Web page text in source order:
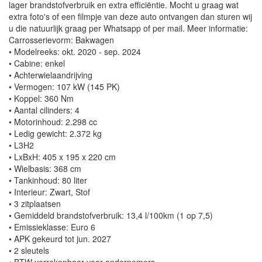
lager brandstofverbruik en extra efficiëntie. Mocht u graag wat
extra foto's of een filmpje van deze auto ontvangen dan sturen wij
u die natuurlijk graag per Whatsapp of per mail. Meer informatie:
Carrosserievorm: Bakwagen
• Modelreeks: okt. 2020 - sep. 2024
• Cabine: enkel
• Achterwielaandrijving
• Vermogen: 107 kW (145 PK)
• Koppel: 360 Nm
• Aantal cilinders: 4
• Motorinhoud: 2.298 cc
• Ledig gewicht: 2.372 kg
• L3H2
• LxBxH: 405 x 195 x 220 cm
• Wielbasis: 368 cm
• Tankinhoud: 80 liter
• Interieur: Zwart, Stof
• 3 zitplaatsen
• Gemiddeld brandstofverbruik: 13,4 l/100km (1 op 7,5)
• Emissieklasse: Euro 6
• APK gekeurd tot jun. 2027
• 2 sleutels